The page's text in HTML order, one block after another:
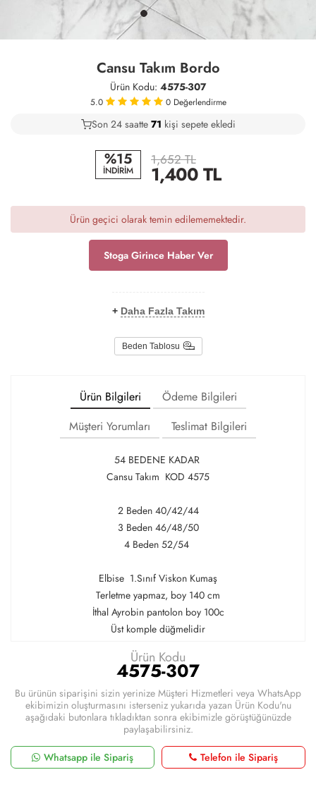
Cansu Takım Bordo
Ürün Kodu: 4575-307
5.0 0 Değerlendirme
42
Son 24 saatte 73 kişi sepete ekledi
20
%15
İNDİRİM
1,652 TL
1,400TL
Ürün geçici olarak temin edilememektedir.
Stoga Girince Haber Ver
+ Daha Fazla Takım
Beden Tablosu
Ürün Bilgileri
Ödeme Bilgileri
Müşteri Yorumları
Teslimat Bilgileri
54 BEDENE KADAR
Cansu Takım KOD 4575
2 Beden 40/42/44
3 Beden 46/48/50
4 Beden 52/54
Elbise 1.Sınıf Viskon Kumaş
Terletme yapmaz, boy 140 cm
İthal Ayrobin pantolon boy 100c
Üst komple düğmelidir
Ürün Kodu
4575-307
Bu ürünün siparişini sizin yerinize Müşteri Hizmetleri veya WhatsApp
ekibimizin oluşturmasını isterseniz yukarıda yazan Ürün Kodu'nu
aşağıdaki butonlara tıkladıktan sonra ekibimizle görüştüğünüzde
paylaşabilirsiniz.
Whatsapp ile Sipariş
Telefon ile Sipariş